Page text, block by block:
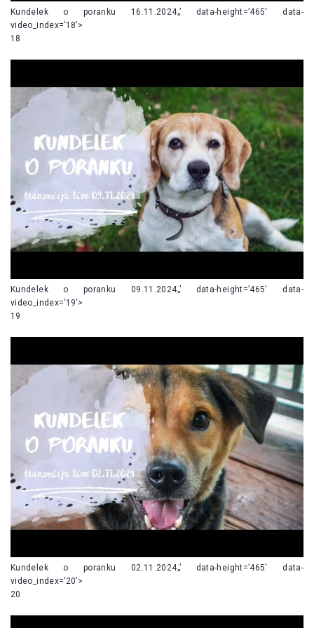
Kundelek o poranku 16.11.2024„’ data-height=’465′ data-
video_index=’18’>
18
Kundelek o poranku 09.11.2024„’ data-height=’465′ data-
video_index=’19’>
19
Kundelek o poranku 02.11.2024„’ data-height=’465′ data-
video_index=’20’>
20